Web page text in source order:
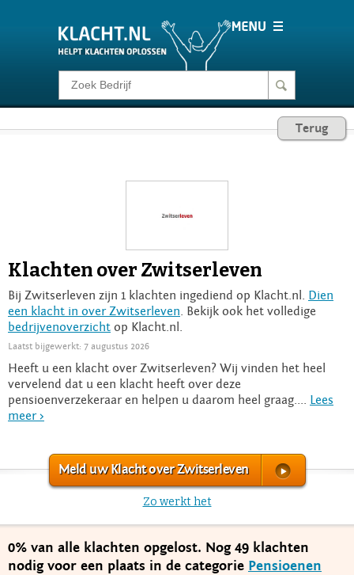
Klacht melden
Login
Terug
Klachten over Zwitserleven
Bij Zwitserleven zijn 1 klachten ingediend op Klacht.nl. Dien
een klacht in over Zwitserleven . Bekijk ook het volledige
bedrijvenoverzicht op Klacht.nl.
Laatst bijgewerkt: 7 augustus 2026
Heeft u een klacht over Zwitserleven? Wij vinden het heel
vervelend dat u een klacht heeft over deze
pensioenverzekeraar en helpen u daarom heel graag.... Lees
meer >
Meld uw Klacht over Zwitserleven
Zo werkt het
0% van alle klachten opgelost. Nog 49 klachten
nodig voor een plaats in de categorie Pensioenen